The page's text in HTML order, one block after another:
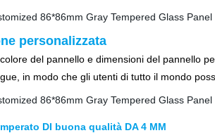
personalizzata
del pannello e dimensioni del pannello
in modo che gli utenti di tutto il mondo
DI buona qualità DA 4 MM